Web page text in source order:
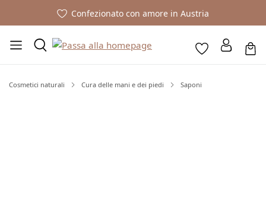
Confezionato con amore in Austria
Cosmetici naturali Cura delle mani e dei piedi Saponi